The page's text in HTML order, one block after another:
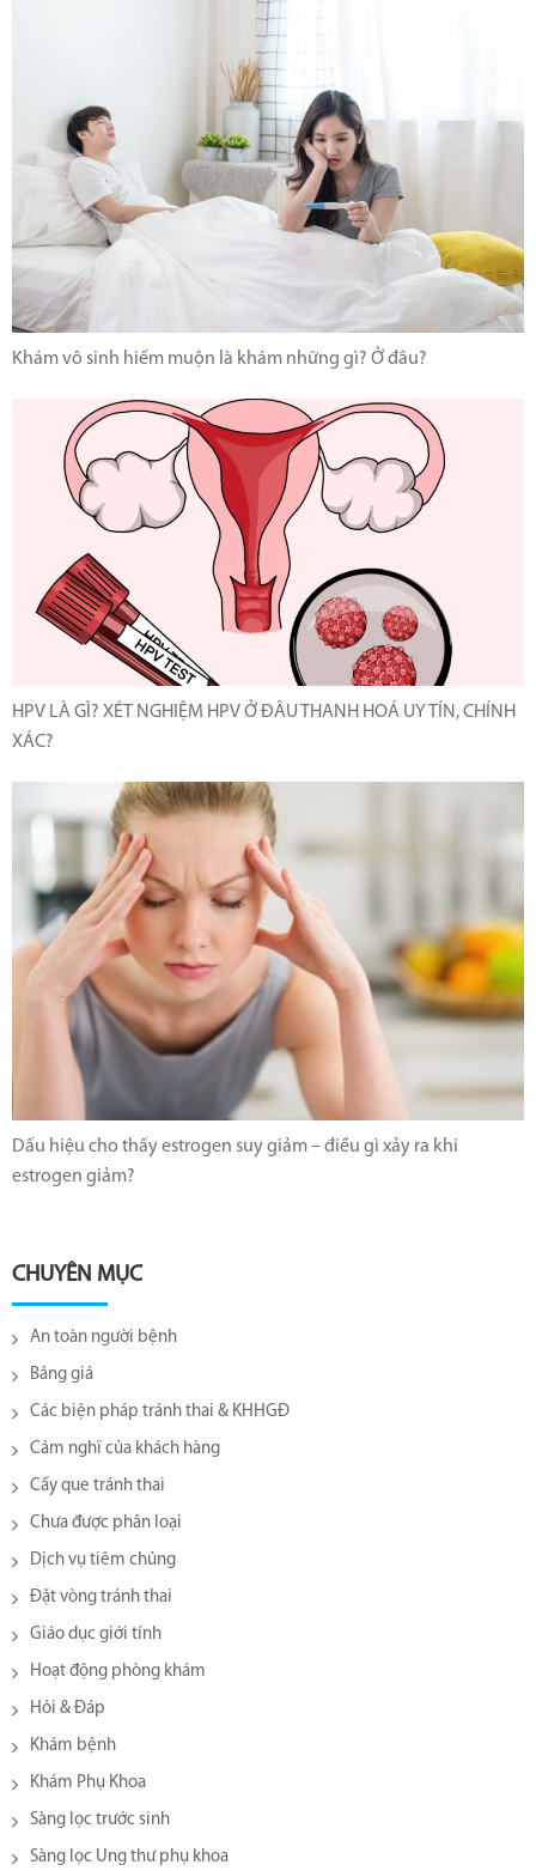
Khám vô sinh hiếm muộn là khám những gì? Ở đâu?
HPV LÀ GÌ? XÉT NGHIỆM HPV Ở ĐÂU THANH HOÁ UY TÍN, CHÍNH
XÁC?
Dấu hiệu cho thấy estrogen suy giảm – điều gì xảy ra khi
estrogen giảm?
CHUYÊN MỤC
An toàn người bệnh
Bảng giá
Các biện pháp tránh thai & KHHGĐ
Cảm nghĩ của khách hàng
Cấy que tránh thai
Chưa được phân loại
Dịch vụ tiêm chủng
Đặt vòng tránh thai
Giáo dục giới tính
Hoạt động phòng khám
Hỏi & Đáp
Khám bệnh
Khám Phụ Khoa
Sàng lọc trước sinh
Sàng lọc Ung thư phụ khoa